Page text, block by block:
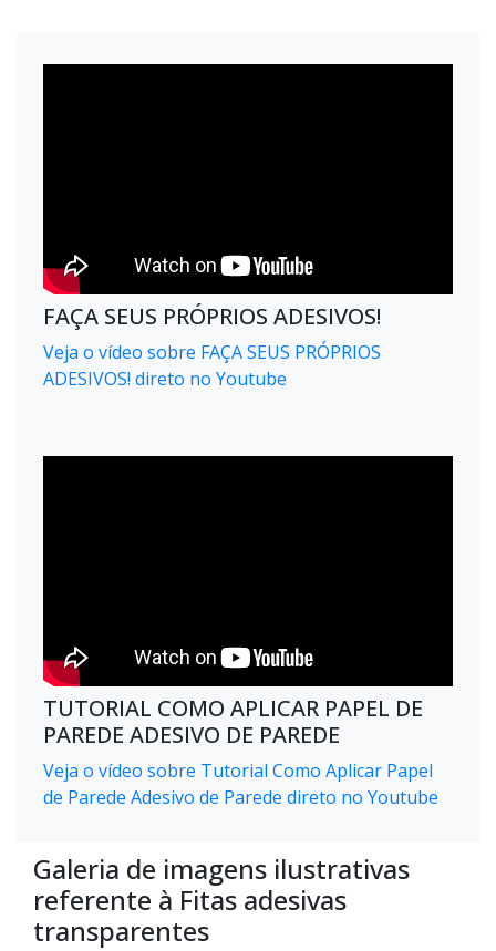
FAÇA SEUS PRÓPRIOS ADESIVOS!
Veja o vídeo sobre FAÇA SEUS PRÓPRIOS
ADESIVOS! direto no Youtube
TUTORIAL COMO APLICAR PAPEL DE
PAREDE ADESIVO DE PAREDE
Veja o vídeo sobre Tutorial Como Aplicar Papel
de Parede Adesivo de Parede direto no Youtube
Galeria de imagens ilustrativas
referente à Fitas adesivas
transparentes